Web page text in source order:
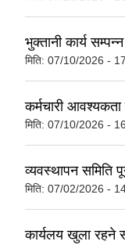
भुक्तानी कार्य
मिति: 07/10/2026 -
कर्मचारी
मिति: 07/10/2026 -
व्यवस्थापन समिति
मिति: 07/02/2026 -
कार्यलय खुला रहने